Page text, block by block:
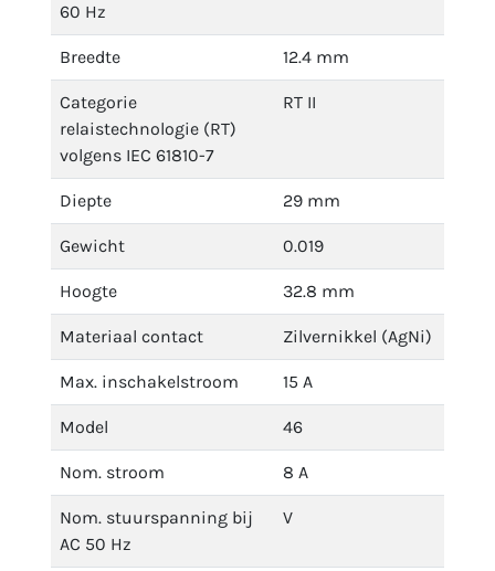
60 Hz
Breedte 12.4 mm
Categorie
relaistechnologie (RT)
volgens IEC 61810-7
RT II
Diepte 29 mm
Gewicht 0.019
Hoogte 32.8 mm
Materiaal contact Zilvernikkel (AgNi)
Max. inschakelstroom 15 A
Model 46
Nom. stroom 8 A
Nom. stuurspanning bij
AC 50 Hz
V